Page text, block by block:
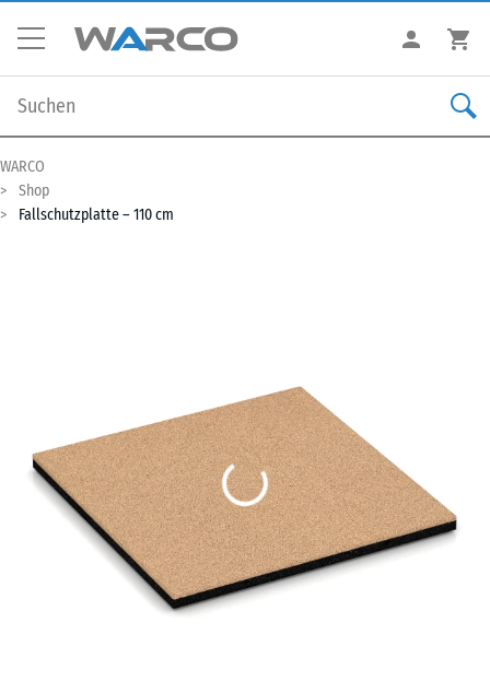
WARCO
Shop
Fallschutzplatte – 110 cm